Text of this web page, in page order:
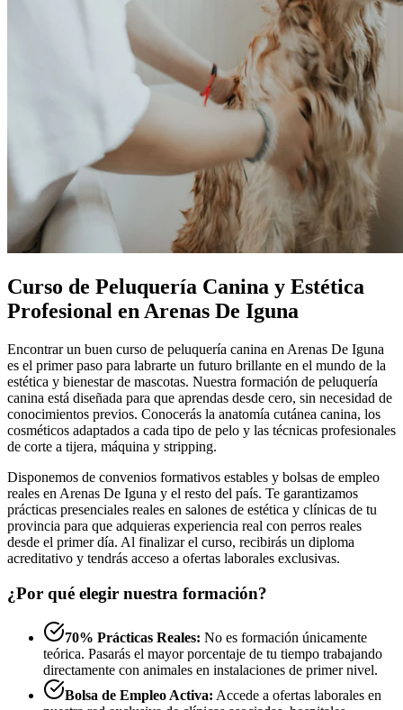
Curso de Peluquería Canina y Estética
Profesional en Arenas De Iguna
Encontrar un buen curso de peluquería canina en Arenas De Iguna
es el primer paso para labrarte un futuro brillante en el mundo de la
estética y bienestar de mascotas. Nuestra formación de peluquería
canina está diseñada para que aprendas desde cero, sin necesidad de
conocimientos previos. Conocerás la anatomía cutánea canina, los
cosméticos adaptados a cada tipo de pelo y las técnicas profesionales
de corte a tijera, máquina y stripping.
Disponemos de convenios formativos estables y bolsas de empleo
reales en Arenas De Iguna y el resto del país. Te garantizamos
prácticas presenciales reales en salones de estética y clínicas de tu
provincia para que adquieras experiencia real con perros reales
desde el primer día. Al finalizar el curso, recibirás un diploma
acreditativo y tendrás acceso a ofertas laborales exclusivas.
¿Por qué elegir nuestra formación?
70% Prácticas Reales: No es formación únicamente
teórica. Pasarás el mayor porcentaje de tu tiempo trabajando
directamente con animales en instalaciones de primer nivel.
Bolsa de Empleo Activa: Accede a ofertas laborales en